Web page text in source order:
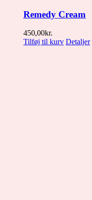
Remedy Cream
450,00kr.
Tilføj til kurv Detaljer